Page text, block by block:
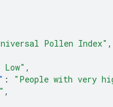
Pollen Index" ,
Low" ,
:
"People with very
,